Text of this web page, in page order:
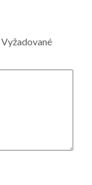
Vyžadované